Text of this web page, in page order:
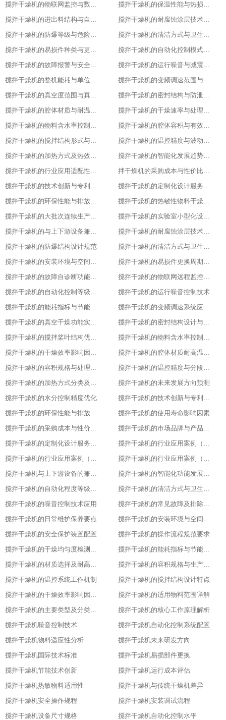
搅拌干燥机的物联网监控与数据追溯能力
搅拌干燥机的保温性能与热损失率
搅拌干燥机的进出料结构与自动化适配
搅拌干燥机的耐腐蚀涂层技术与应用场景
搅拌干燥机的防爆等级与危险环境适配性
搅拌干燥机的清洁方式与卫生残留标准
搅拌干燥机的易损件种类与更换周期
搅拌干燥机的自动化控制模式分类
搅拌干燥机的故障报警与安全保护功能
搅拌干燥机的运行噪音与减震措施
搅拌干燥机的整机能耗与单位能耗标准
搅拌干燥机的变频调速范围与控制精度
搅拌干燥机的真空度范围与真空干燥效果
搅拌干燥机的密封结构与防泄漏等级
搅拌干燥机的腔体材质与耐温耐腐蚀性能
搅拌干燥机的干燥速率与处理量参数
搅拌干燥机的物料含水率控制范围
搅拌干燥机的腔体容积与有效装载率
搅拌干燥机的搅拌结构形式与适配物料
搅拌干燥机的温控精度与波动范围
搅拌干燥机的加热方式及热效率指标
搅拌干燥机的智能化发展趋势预测
搅拌干燥机的行业应用适配性调整
拌干燥机的采购成本与性价比评估
搅拌干燥机的技术创新与专利成果
搅拌干燥机的定制化设计服务范围
搅拌干燥机的环保性能与排放标准
搅拌干燥机的热敏性物料干燥工艺优化
搅拌干燥机的大批次连续生产改造
搅拌干燥机的实验室小型化设计要点
搅拌干燥机的与上下游设备兼容适配方案
搅拌干燥机的耐腐蚀涂层技术应用
搅拌干燥机的防爆结构设计规范
搅拌干燥机的清洁方式与卫生标准
搅拌干燥机的安装环境与空间要求
搅拌干燥机的易损件更换周期与维护
搅拌干燥机的故障自诊断功能解析
搅拌干燥机的物联网远程监控系统搭建
搅拌干燥机的自动化控制等级划分
搅拌干燥机的运行噪音控制技术
搅拌干燥机的能耗指标与节能改造方案
搅拌干燥机的变频调速系统应用优势
搅拌干燥机的真空干燥功能实现原理
搅拌干燥机的密封结构设计与防泄漏技术
搅拌干燥机的搅拌桨叶结构优化方案
搅拌干燥机的物料含水率控制精度
搅拌干燥机的干燥效率影响因素分析
搅拌干燥机的腔体材质耐高温性能指标
搅拌干燥机的容积规格与处理量匹配
搅拌干燥机的温控精度与分段控温技术
搅拌干燥机的加热方式分类及适用场景
搅拌干燥机的未来发展方向预测​
搅拌干燥机的水分控制精度优化​
搅拌干燥机的技术创新与专利成果​
搅拌干燥机的环保性能与排放标准​
搅拌干燥机的使用寿命影响因素​
搅拌干燥机的采购成本与性价比评估​
搅拌干燥机的市场品牌与产品对比​
搅拌干燥机的定制化设计服务范围​
搅拌干燥机的行业应用案例（化工行业）​
搅拌干燥机的行业应用案例（食品行业）
搅拌干燥机的行业应用案例（塑料行业）​
搅拌干燥机与上下游设备的兼容适配​
搅拌干燥机的智能化功能发展趋势​
搅拌干燥机的自动化程度等级划分​
搅拌干燥机的清洁方式与卫生标准
搅拌干燥机的噪音控制技术应用​
搅拌干燥机的常见故障及排除方法​
搅拌干燥机的日常维护保养要点​
搅拌干燥机的安装环境与空间要求​
搅拌干燥机的安全保护装置配置​
搅拌干燥机的操作流程规范要求​
搅拌干燥机的干燥均匀度检测方法​
搅拌干燥机的能耗指标与节能设计​
搅拌干燥机的材质选择及耐高温性能​
搅拌干燥机的容积规格与生产需求匹配​
搅拌干燥机的温控系统工作机制
搅拌干燥机的搅拌结构设计特点​
搅拌干燥机的干燥效率影响因素分析​
搅拌干燥机的适用物料范围详解​
搅拌干燥机的主要类型及分类标准​
搅拌干燥机的核心工作原理解析​
搅拌干燥机噪音控制技术
搅拌干燥机自动化控制系统配置
搅拌干燥机物料适应性分析
搅拌干燥机未来研发方向
搅拌干燥机国际技术标准
搅拌干燥机易损部件更换
搅拌干燥机节能技术创新
搅拌干燥机运行成本评估
搅拌干燥机热敏物料适用性
搅拌干燥机与传统干燥机差异
搅拌干燥机安全操作规程
搅拌干燥机安装调试流程
搅拌干燥机设备尺寸规格
搅拌干燥机自动化控制水平